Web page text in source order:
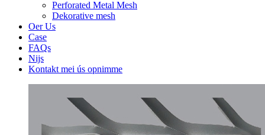
Perforated Metal Mesh
Dekorative mesh
Oer Us
Case
FAQs
Nijs
Kontakt mei ús opnimme